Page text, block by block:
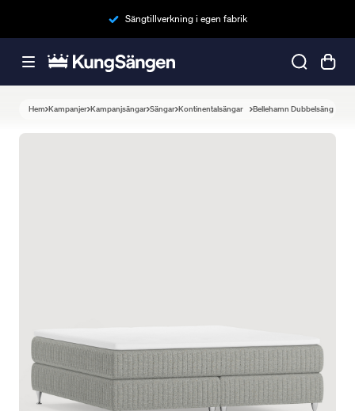
Sängtillverkning i egen fabrik
Hem Kampanjer Kampanjsängar Sängar Kontinentalsängar Bellehamn Dubbelsäng